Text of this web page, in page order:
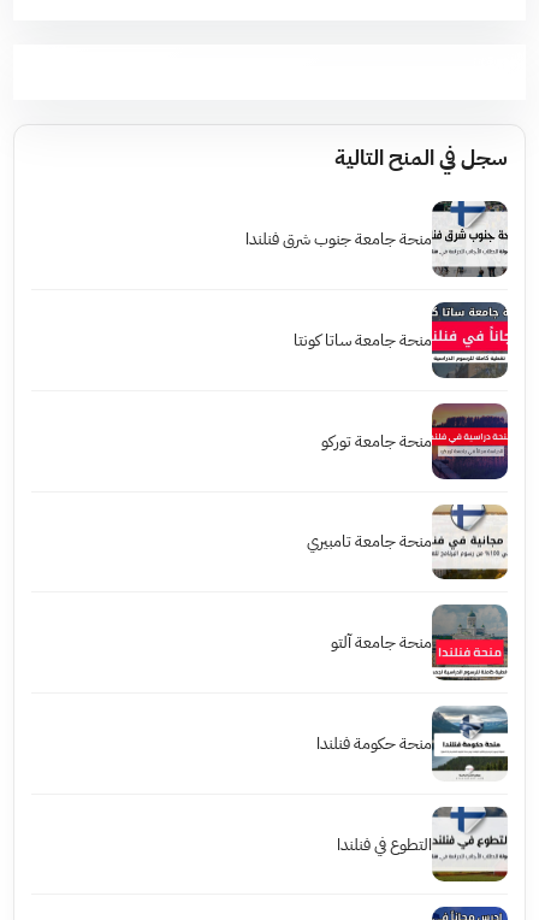
سجل في المنح التالية
منحة جامعة جنوب شرق فنلندا
منحة جامعة ساتا كونتا
منحة جامعة توركو
منحة جامعة تامبيري
منحة جامعة آلتو
منحة حكومة فنلندا
التطوع في فنلندا